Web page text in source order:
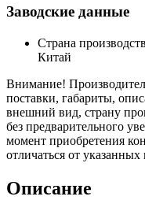
Заводские данные
Страна
Китай
Внимание!
поставки, габариты,
внешний вид, страну
без предварительного
момент приобретения
отличаться от указанных
Описание